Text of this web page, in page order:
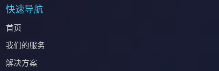
快速导航
首页
我们的服务
解决方案